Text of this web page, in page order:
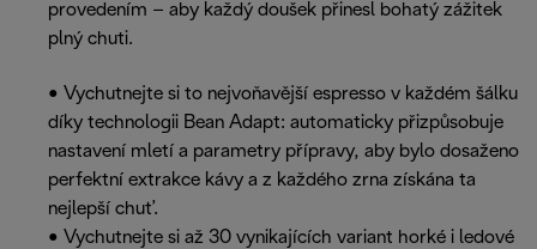
provedením – aby každý doušek přinesl bohatý zážitek
plný chuti.
• Vychutnejte si to nejvoňavější espresso v každém šálku
díky technologii Bean Adapt: automaticky přizpůsobuje
nastavení mletí a parametry přípravy, aby bylo dosaženo
perfektní extrakce kávy a z každého zrna získána ta
nejlepší chuť.
• Vychutnejte si až 30 vynikajících variant horké i ledové